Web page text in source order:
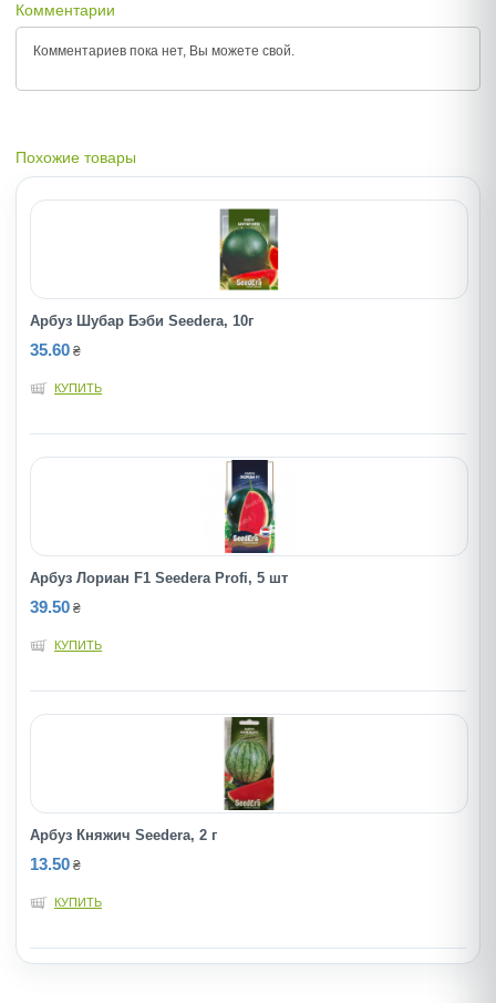
Комментарии
Комментариев пока нет, Вы можете свой.
Похожие товары
Арбуз Шубар Бэби Seedera, 10г
35.60 ₴
КУПИТЬ
Арбуз Лориан F1 Seedera Profi, 5 шт
39.50 ₴
КУПИТЬ
Арбуз Княжич Seedera, 2 г
13.50 ₴
КУПИТЬ